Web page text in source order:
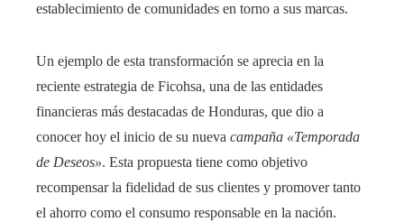
establecimiento de comunidades en torno a sus marcas.
Un ejemplo de esta transformación se aprecia en la
reciente estrategia de Ficohsa, una de las entidades
financieras más destacadas de Honduras, que dio a
conocer hoy el inicio de su nueva campaña «Temporada
de Deseos». Esta propuesta tiene como objetivo
recompensar la fidelidad de sus clientes y promover tanto
el ahorro como el consumo responsable en la nación.